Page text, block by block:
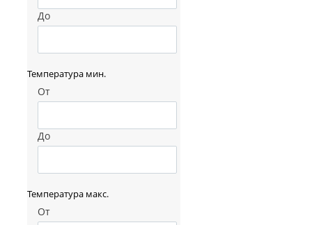
До
Температура мин.
От
До
Температура макс.
От